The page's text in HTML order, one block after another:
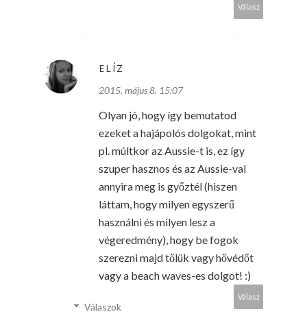
Válasz
ELÍZ
2015. május 8. 15:07
Olyan jó, hogy így bemutatod
ezeket a hajápolós dolgokat, mint
pl. múltkor az Aussie-t is, ez így
szuper hasznos és az Aussie-val
annyira meg is győztél (hiszen
láttam, hogy milyen egyszerű
használni és milyen lesz a
végeredmény), hogy be fogok
szerezni majd tőlük vagy hővédőt
vagy a beach waves-es dolgot! :)
Válasz
Válaszok